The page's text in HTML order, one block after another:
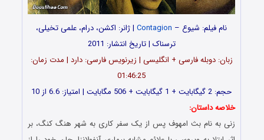
نام فیلم: شیوع – Contagion | ژانر: اکشن، درام، علمی تخیلی،
ترسناک | تاریخ انتشار: 2011
زبان: دوبله فارسی + انگلیسی | زیرنویس فارسی: دارد | مدت زمان:
01:46:25
حجم: 2 گیگابایت + 1 گیگابایت + 506 مگابایت | امتیاز: 6.6 از 10
خلاصه داستان:
زنی به نام بث امهوف پس از یک سفر کاری به شهر هنگ کنگ، بر